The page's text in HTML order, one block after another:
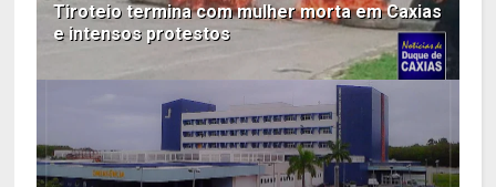
Tiroteio termina com mulher morta em Caxias
e intensos protestos